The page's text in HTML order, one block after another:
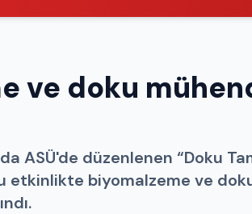
ve doku
ASÜ'de düzenlenen “Doku
etkinlikte biyomalzeme ve